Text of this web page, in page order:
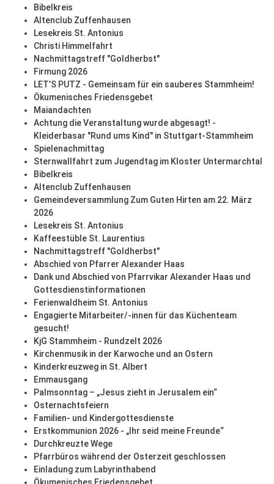
Bibelkreis
Altenclub Zuffenhausen
Lesekreis St. Antonius
Christi Himmelfahrt
Nachmittagstreff "Goldherbst"
Firmung 2026
LET’S PUTZ - Gemeinsam für ein sauberes Stammheim!
Ökumenisches Friedensgebet
Maiandachten
Achtung die Veranstaltung wurde abgesagt! -
Kleiderbasar "Rund ums Kind" in Stuttgart-Stammheim
Spielenachmittag
Sternwallfahrt zum Jugendtag im Kloster Untermarchtal
Bibelkreis
Altenclub Zuffenhausen
Gemeindeversammlung Zum Guten Hirten am 22. März
2026
Lesekreis St. Antonius
Kaffeestüble St. Laurentius
Nachmittagstreff "Goldherbst"
Abschied von Pfarrer Alexander Haas
Dank und Abschied von Pfarrvikar Alexander Haas und
Gottesdienstinformationen
Ferienwaldheim St. Antonius
Engagierte Mitarbeiter/-innen für das Küchenteam
gesucht!
KjG Stammheim - Rundzelt 2026
Kirchenmusik in der Karwoche und an Ostern
Kinderkreuzweg in St. Albert
Emmausgang
Palmsonntag – „Jesus zieht in Jerusalem ein“
Osternachtsfeiern
Familien- und Kindergottesdienste
Erstkommunion 2026 - „Ihr seid meine Freunde“
Durchkreuzte Wege
Pfarrbüros während der Osterzeit geschlossen
Einladung zum Labyrinthabend